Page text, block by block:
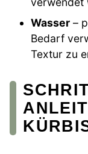
Wasser –
Bedarf
Textur zu